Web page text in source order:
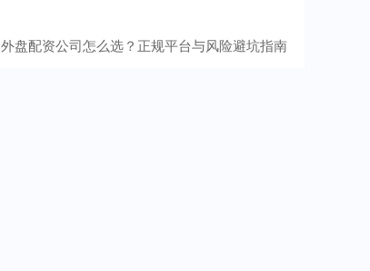
​外盘配资公司怎么选？正规平台与风险避坑指南